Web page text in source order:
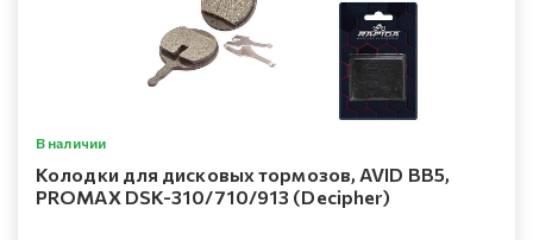
В наличии
Колодки для дисковых тормозов, AVID BB5,
PROMAX DSK-310/710/913 (Decipher)